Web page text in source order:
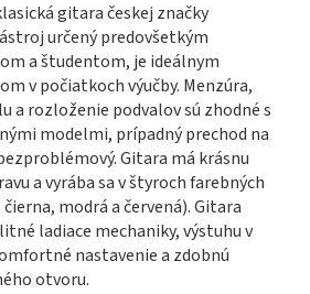
gitara českej značky
určený predovšetkým
a študentom, je ideálnym
v počiatkoch výučby. Menzúra,
a rozloženie podvalov sú zhodné s
modelmi, prípadný prechod na
Gitara má krásnu
a vyrába sa v štyroch farebných
modrá a červená). Gitara
ladiace mechaniky, výstuhu v
nastavenie a zdobnú
otvoru.